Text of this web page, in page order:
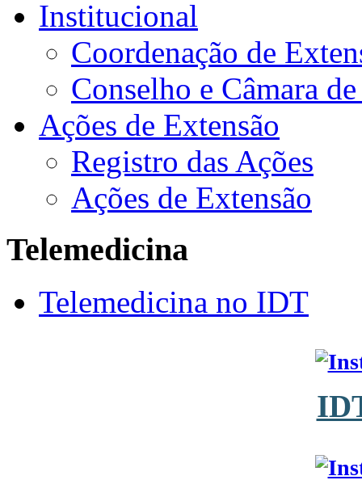
Institucional
Coordenação de
Conselho e Câmara
Ações de Extensão
Registro das Ações
Ações de Extensão
Telemedicina
Telemedicina no IDT